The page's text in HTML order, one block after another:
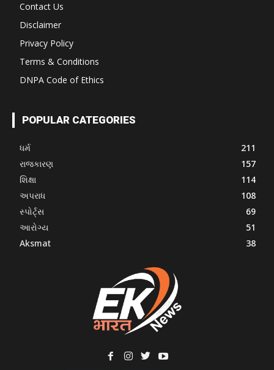
Contact Us
Disclaimer
Privacy Policy
Terms & Conditions
DNPA Code of Ethics
POPULAR CATEGORIES
ધર્મ
211
રાજકારણ
157
શિક્ષા
114
અપરાધ
108
સ્પોર્ટ્સ
69
આરોગ્ય
51
Aksmat
38